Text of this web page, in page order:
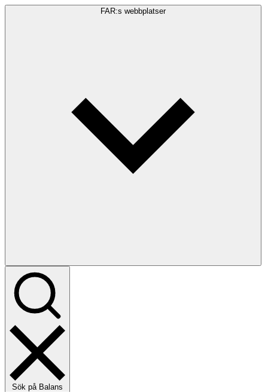
FAR:s webbplatser
Sök på Balans